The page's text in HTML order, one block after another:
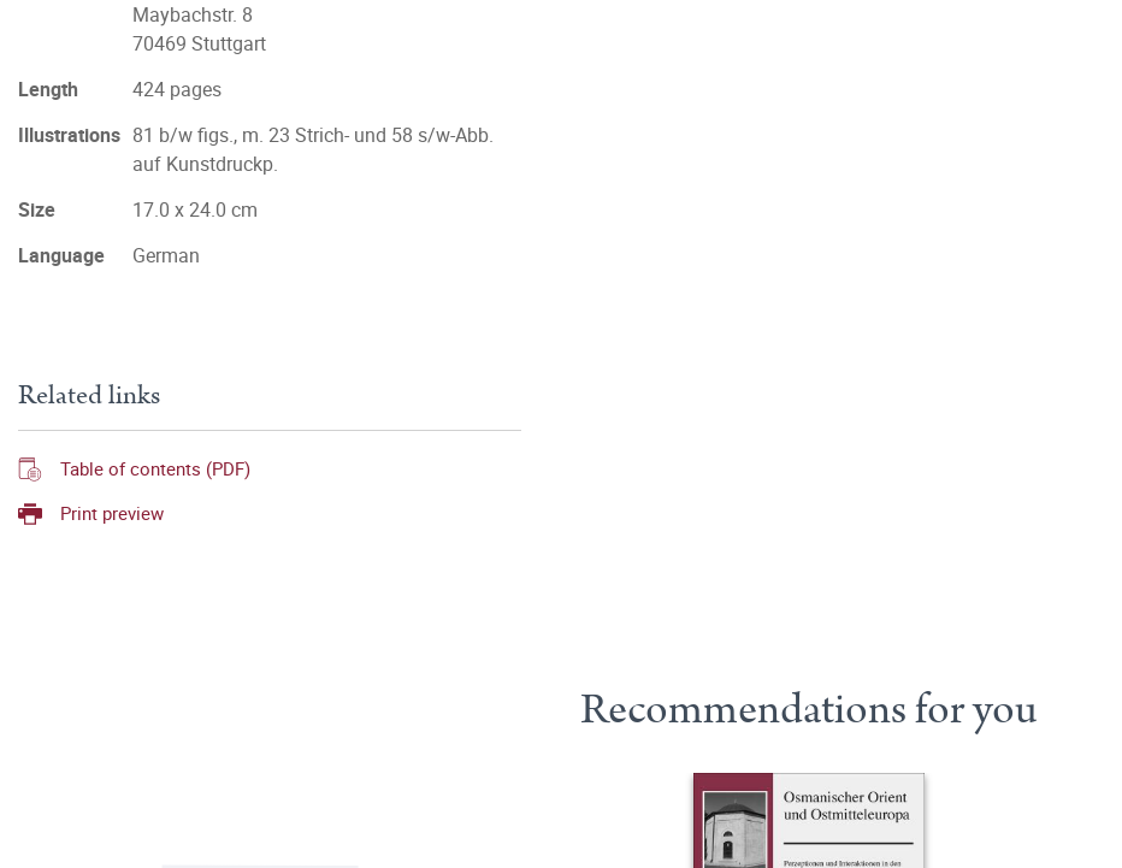
Maybachstr. 8
70469 Stuttgart
Length
424 pages
Illustrations 81 b/w figs., m. 23 Strich- und 58 s/w-Abb.
auf Kunstdruckp.
Size
17.0 x 24.0 cm
Language
German
Related links
Table of contents (PDF)
Print preview
Recommendations for you